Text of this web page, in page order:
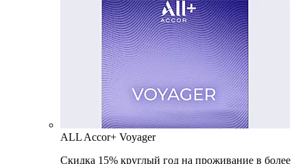
ALL Accor+ Voyager
Скидка 15% круглый год на проживание в более